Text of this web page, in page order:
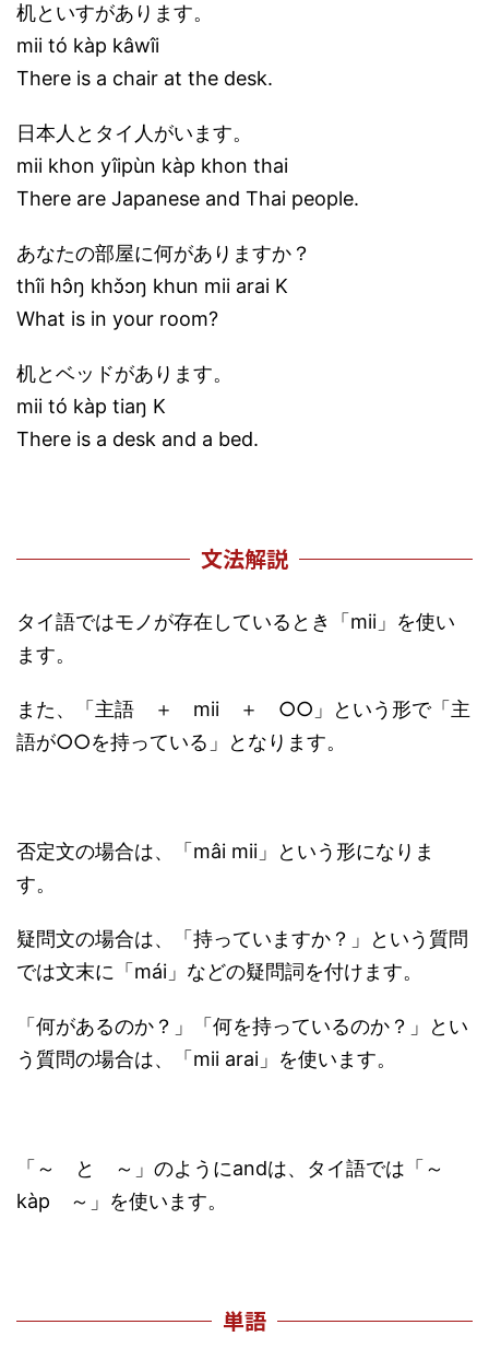
机といすがあります。
mii tó kàp kâwîi
There is a chair at the desk.
日本人とタイ人がいます。
mii khon yîipùn kàp khon thai
There are Japanese and Thai people.
あなたの部屋に何がありますか？
thîi hɔ̂ŋ khɔ̌ɔŋ khun mii arai K
What is in your room?
机とベッドがあります。
mii tó kàp tiaŋ K
There is a desk and a bed.
文法解説
タイ語ではモノが存在しているとき「mii」を使い
ます。
また、「主語 ＋ mii ＋ ○○」という形で「主
語が○○を持っている」となります。
否定文の場合は、「mâi mii」という形になりま
す。
疑問文の場合は、「持っていますか？」という質問
では文末に「mái」などの疑問詞を付けます。
「何があるのか？」「何を持っているのか？」とい
う質問の場合は、「mii arai」を使います。
「～ と ～」のようにandは、タイ語では「～
kàp ～」を使います。
単語